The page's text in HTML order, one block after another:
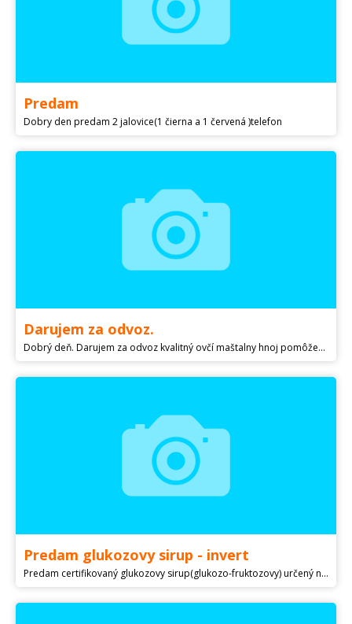
Predam
Dobry den predam 2 jalovice(1 čierna a 1 červená )telefon
Darujem za odvoz.
Dobrý deň. Darujem za odvoz kvalitný ovčí maštalny hnoj pomôžem s nahodenim. Kto mate záujem tak sa ozvite.
Predam glukozovy sirup - invert
Predam certifikovaný glukozovy sirup(glukozo-fruktozovy) určený na zakrmovanie včelstiev, sirup ma hustotu medu,takmer 80% susiny, Vyhody: nekristalizuje, neskysne, vcely sa navzajom nevyrabuju... Pre viac info volat kedykolvek na tel cislo Po dohode vieme doviest aj k vam domov len ZA PREPRAVNÉ NÁKLADY. Cena. : 1,47€ do 300kg 1,40 €. 300+ Cena stabilna do marca 31. -moznost vystavit aj fakturu ! ( je potrebne si priniest vlastne nadoby... Bandasky s malým hrdlom hlasit vopred !! Pre vyhladavanie - medomed medomet vceli vcely včely roj roje odlozence matky sklenar vigor maringotka odvieckovac cukor sirup glukozovy, invert izoglukoza izoglukóza )